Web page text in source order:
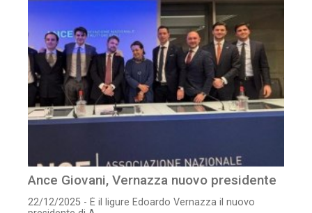
Ance Giovani, Vernazza nuovo presidente
22/12/2025 - È il ligure Edoardo Vernazza il nuovo